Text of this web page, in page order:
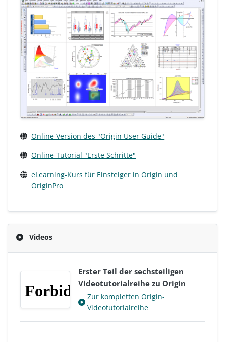
Online-Version des "Origin User Guide"
Online-Tutorial "Erste Schritte"
eLearning-Kurs für Einsteiger in Origin und
OriginPro
Videos
Erster Teil der sechsteiligen
Videotutorialreihe zu Origin
Zur kompletten Origin-
Videotutorialreihe